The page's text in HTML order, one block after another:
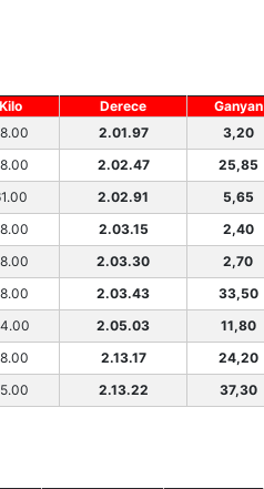
Kilo Derece Ganyan
2.01.97 3,20
2.02.47 25,85
2.02.91 5,65
2.03.15 2,40
2.03.30 2,70
2.03.43 33,50
2.05.03 11,80
2.13.17 24,20
2.13.22 37,30